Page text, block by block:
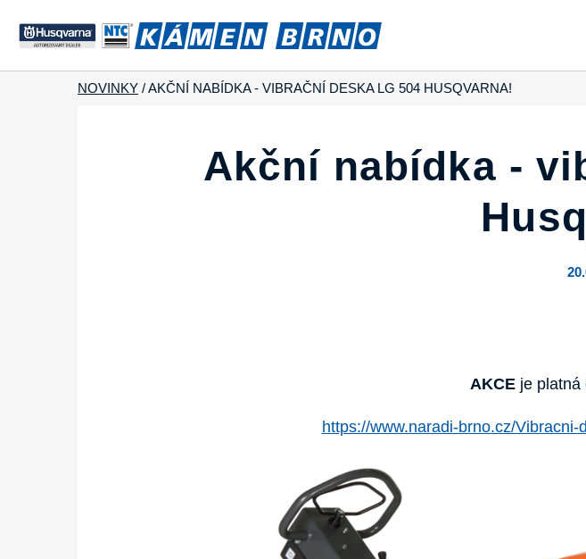
NOVINKY /AKČNÍ NABÍDKA - VIBRAČNÍ DESKA LG 504 HUSQVARNA!
Akční nabídka -
AKCEje platná
https://www.naradi-brno.cz/